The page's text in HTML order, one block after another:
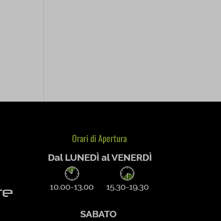
Orari di Apertura